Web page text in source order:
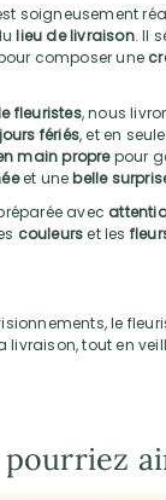
soigneusement
lieu de livraison. Il
composer une
fleuristes, nous
fériés, et en
main proprepour
et unebelle
avec
couleurset les
le
livraison, tout en
pourriez